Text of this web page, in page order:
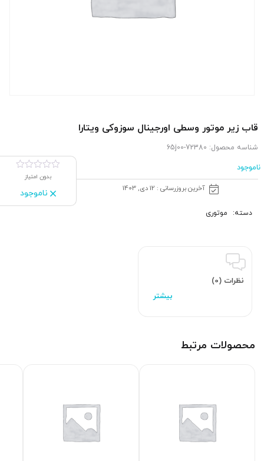
قاب زیر موتور وسطی اورجینال سوزوکی ویتارا
شناسه محصول: 72380-65j00
ناموجود
آخرین بروزرسانی : 12 دی, 1403
بدون امتیاز
ناموجود
دسته: موتوری
نظرات (0)
محصولات مرتبط